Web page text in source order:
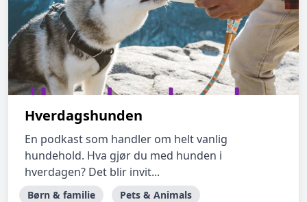
Hverdagshunden
En podkast som handler om helt vanlig
hundehold. Hva gjør du med hunden i
hverdagen? Det blir invit...
Børn & familie Pets & Animals